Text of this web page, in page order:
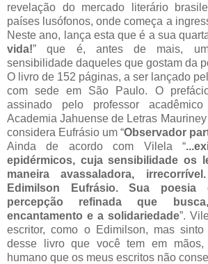
revelação do mercado literário
países lusófonos, onde começa a
Neste ano, lança esta que é a sua
vida!” que é, antes de mais,
sensibilidade daqueles que gostam da
O livro de 152 páginas, a ser lançado
com sede em São Paulo. O
assinado pelo professor
Academia Jahuense de Letras
considera Eufrásio um “Observador
Ainda de acordo com Vilela “
epidérmicos, cuja sensibilidade os
maneira avassaladora,
Edimilson Eufrásio. Sua
percepção refinada que
encantamento e a solidariedade”.
escritor, como o Edimilson, mas
desse livro que você tem em
humano que os meus escritos não